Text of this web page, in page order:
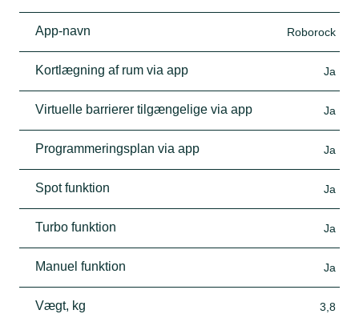
App-navn Roborock
Kortlægning af rum via app Ja
Virtuelle barrierer tilgængelige via app Ja
Programmeringsplan via app Ja
Spot funktion Ja
Turbo funktion Ja
Manuel funktion Ja
Vægt, kg 3,8